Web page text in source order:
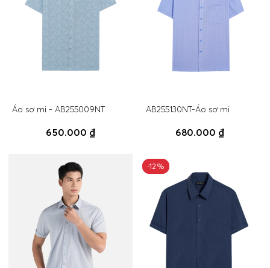
Áo sơ mi - AB255009NT
650.000 ₫
AB255130NT-Áo sơ mi
680.000 ₫
-12%
-12%